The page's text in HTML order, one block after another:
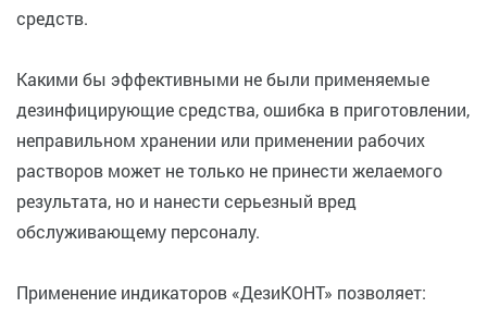
средств.
Какими бы эффективными не были применяемые
дезинфицирующие средства, ошибка в приготовлении,
неправильном хранении или применении рабочих
растворов может не только не принести желаемого
результата, но и нанести серьезный вред
обслуживающему персоналу.
Применение индикаторов «ДезиКОНТ» позволяет: